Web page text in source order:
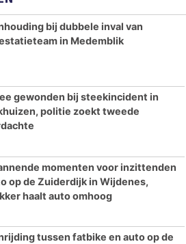
bij dubbele inval van
in Medemblik
gewonden bij steekincident in
politie zoekt tweede
momenten voor inzittenden
op de Zuiderdijk in Wijdenes,
haalt auto omhoog
tussen fatbike en auto op de